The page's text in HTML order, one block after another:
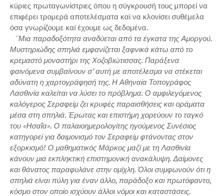
κύριες πρωταγωνίστριες όπου η σύγκρουσή τους μπορεί να
επιφέρει τρομερά αποτελέσματα καί να κλονίσει συθέμελα
όσα γνωρίζουμε καί έχουμε ως δεδομένα.
''Μια παραδοξότητα αναδύεται από τα έγκατα της Αμοργού.
Μυστηριώδης σπηλιά εμφανίζεται ξαφνικά κάτω από το
κρεμαστό μοναστήρι της Χοζοβιώτισσας. Παράξενα
φαινόμενα συμβαίνουν σ’ αυτή με αποτέλεσμα να στέκεται
αδύνατη η χαρτογράφησή της. Η Αθηναία Τοπογράφος
Λασθινία καλείται να λύσει το πρόβλημα. Ο αμφιλεγόμενος
καλόγερος Σεραφείμ ζει κρυφές παραισθήσεις και οράματα
μέσα στη σπηλιά. Έρωτας και επιστήμη χορεύουν το ταγκό
του «Ησαΐα». Ο παλαιοημερολογίτης ηγούμενος Συνέσιος
κατηγορεί για δαιμονισμό τον Σεραφείμ φτάνοντας στον
εξορκισμό! Ο μαθηματικός Μάρκος μαζί με τη Λασθινία
κάνουν μια εκπληκτική επιστημονική ανακάλυψη. Δαίμονες
και θάνατος παραφυλάνε στην ομίχλη. Όλοι συμφωνούν ότι η
σπηλιά είναι πύλη για έναν άλλο, παράδοξο και πρωτόφαντο,
κόσμο στον οποίο ισχύουν άλλοι νόμοι και καταστάσεις.